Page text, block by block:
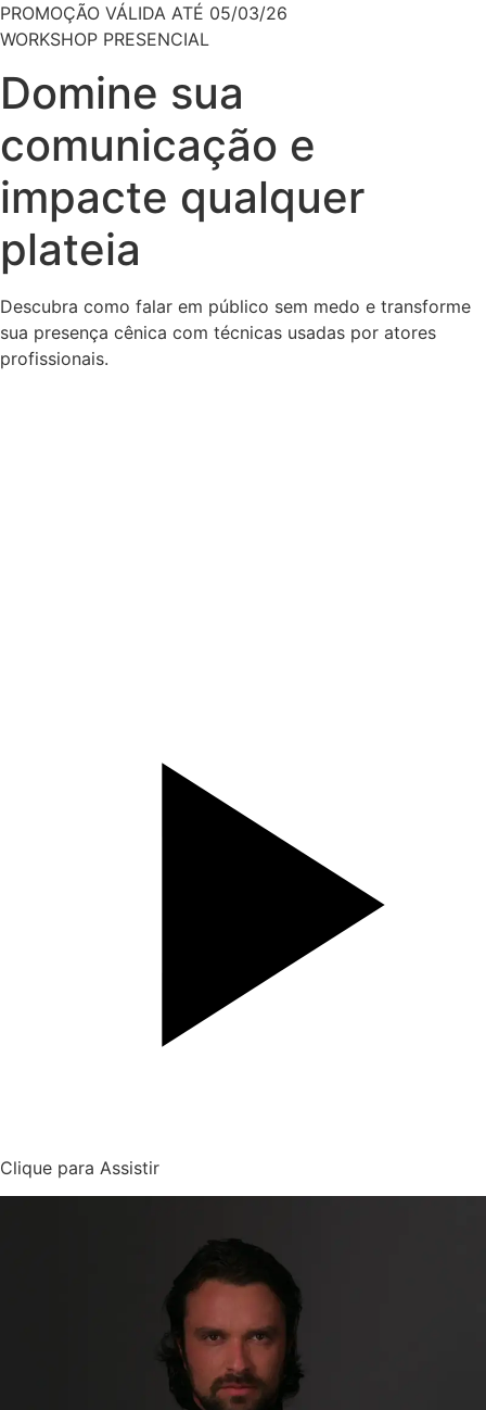
PROMOÇÃO VÁLIDA ATÉ 05/03/26
WORKSHOP PRESENCIAL
Domine sua
comunicação e
impacte qualquer
plateia
Descubra como falar em público sem medo e transforme
sua presença cênica com técnicas usadas por atores
profissionais.
Clique para Assistir